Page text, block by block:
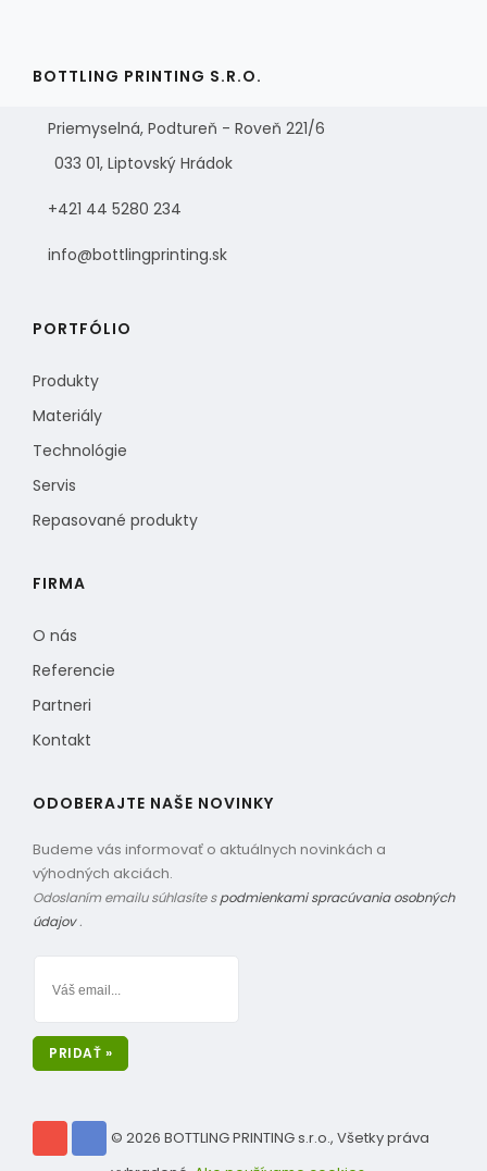
BOTTLING PRINTING S.R.O.
Priemyselná, Podtureň - Roveň 221/6
033 01, Liptovský Hrádok
+421 44 5280 234
info@bottlingprinting.sk
PORTFÓLIO
Produkty
Materiály
Technológie
Servis
Repasované produkty
FIRMA
O nás
Referencie
Partneri
Kontakt
ODOBERAJTE NAŠE NOVINKY
Budeme vás informovať o aktuálnych novinkách a
výhodných akciách.
Odoslaním emailu súhlasíte spodmienkami spracúvania osobných
údajov.
PRIDAŤ »
© 2026 BOTTLING PRINTING s.r.o., Všetky práva